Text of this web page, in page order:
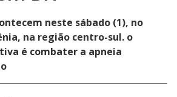
neste sábado (1), no
na região centro-sul. o
é combater a apneia